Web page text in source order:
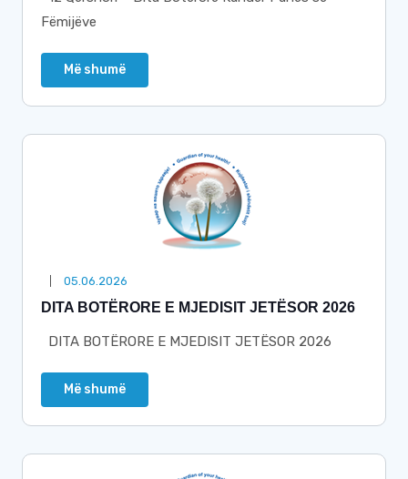
Fëmijëve
Më shumë
05.06.2026
DITA BOTËRORE E MJEDISIT JETËSOR 2026
DITA BOTËRORE E MJEDISIT JETËSOR 2026
Më shumë